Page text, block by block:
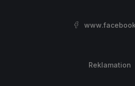
Reklamation